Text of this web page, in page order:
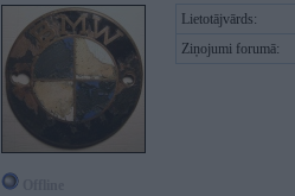
Lietotājvārds:
Ziņojumi forumā: